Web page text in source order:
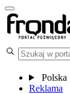
Polska
Reklama